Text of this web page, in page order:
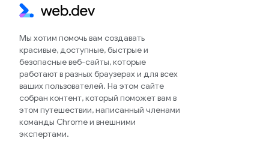
Мы хотим помочь вам создавать
красивые, доступные, быстрые и
безопасные веб-сайты, которые
работают в разных браузерах и для всех
ваших пользователей. На этом сайте
собран контент, который поможет вам в
этом путешествии, написанный членами
команды Chrome и внешними
экспертами.